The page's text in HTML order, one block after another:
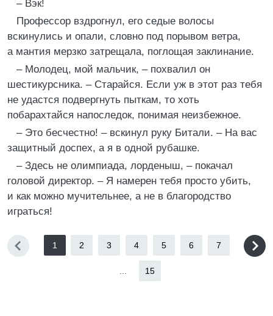
– Вэк!
Профессор вздрогнул, его седые волосы
вскинулись и опали, словно под порывом ветра,
а мантия мерзко затрещала, поглощая заклинание.
– Молодец, мой мальчик, – похвалил он
шестикурсника. – Старайся. Если уж в этот раз тебя
не удастся подвергнуть пыткам, то хоть
побарахтайся напоследок, понимая неизбежное.
– Это бесчестно! – вскинул руку Битали. – На вас
защитный доспех, а я в одной рубашке.
– Здесь не олимпиада, лорденыш, – покачал
головой директор. – Я намерен тебя просто убить,
и как можно мучительнее, а не в благородство
играться!
1 2 3 4 5 6 7
15